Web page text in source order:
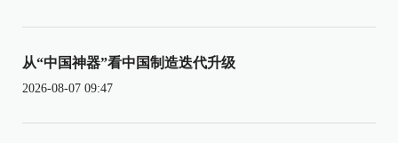
从“中国神器”看中国制造迭代升级
2026-08-07 09:47